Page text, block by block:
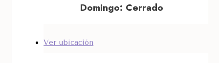
Domingo: Cerrado
Ver ubicación